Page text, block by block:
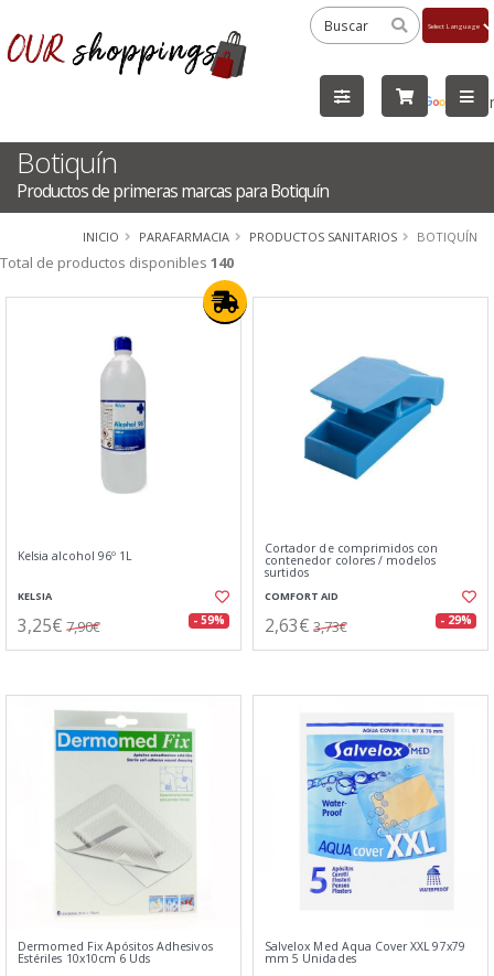
by
Botiquín
Productos de primeras marcas para Botiquín
INICIO PARAFARMACIA PRODUCTOS SANITARIOS BOTIQUÍN
Total de productos disponibles 140
Kelsia alcohol 96º 1L
KELSIA
3,25€ 7,90€ - 59%
Cortador de comprimidos con
contenedor colores / modelos
surtidos
COMFORT AID
2,63€ 3,73€ - 29%
Dermomed Fix Apósitos Adhesivos
Estériles 10x10cm 6 Uds
Salvelox Med Aqua Cover XXL 97x79
mm 5 Unidades